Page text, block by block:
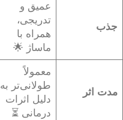
جذب
عمیق و
تدریجی،
همراه با
ماساژ 🌟
مدت اثر
معمولاً
طولانی‌تر به
دلیل اثرات
درمانی ⏳